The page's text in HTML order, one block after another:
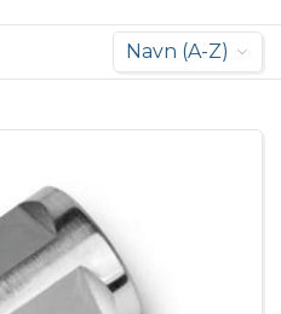
Navn (A-Z)